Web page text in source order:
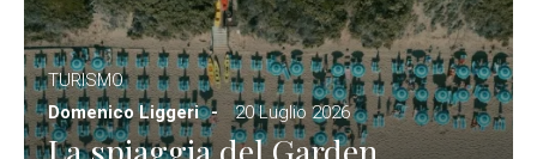
TURISMO
Domenico Liggeri
20 Luglio 2026